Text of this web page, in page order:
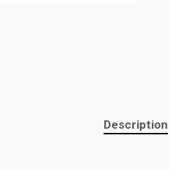
Description